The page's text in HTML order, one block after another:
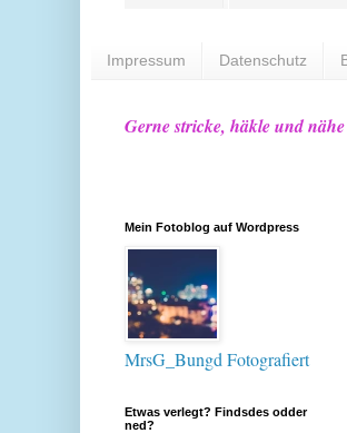
Impressum Datenschutz
Gerne stricke, häkle und
Mein Fotoblog auf Wordpress
MrsG_Bungd Fotografiert
Etwas verlegt? Findsdes odder
ned?